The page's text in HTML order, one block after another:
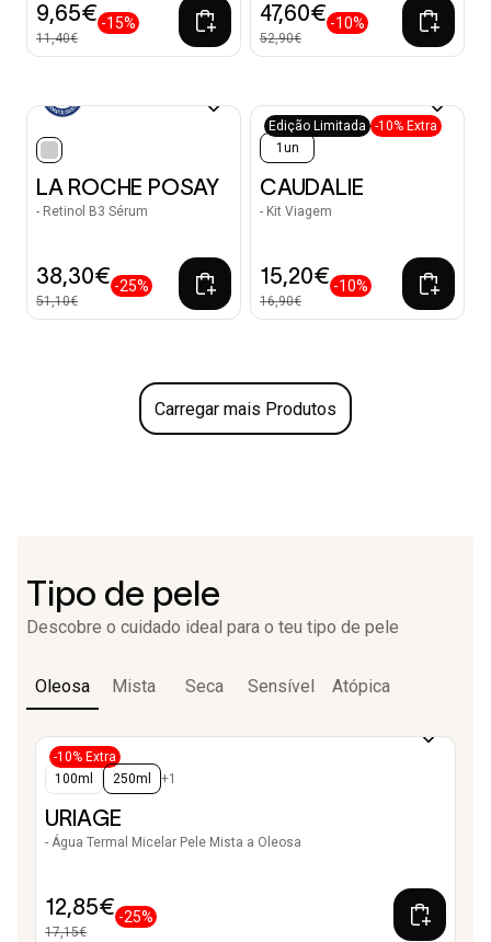
9,65€
11,40€
-15% 47,60€
52,90€
-10%
selected
LA ROCHE POSAY
- Retinol B3 Sérum
38,30€
51,10€
-25%
Edição Limitada
-10% Extra
1un
CAUDALIE
- Kit Viagem
15,20€
16,90€
-10%
Carregar mais Produtos
Tipo de pele
Descobre o cuidado ideal para o teu tipo de pele
Oleosa Mista Seca Sensível Atópica
-10% Extra
100ml
250ml +1
URIAGE
- Água Termal Micelar Pele Mista a Oleosa
12,85€
17,15€
-25%